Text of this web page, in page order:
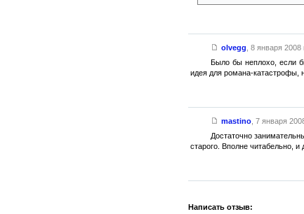
olvegg 8 января 2008
Было бы неплохо, если
идея для романа-катастрофы,
mastino, 7 января
Достаточно
старого. Вполне читабельно, и
Написать отзыв: